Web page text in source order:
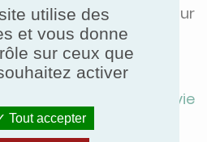
d'informations ou pour
03-20 - Varsovie
- 2024-03-21 - Varsovie
et PG-FANS
utilise des
et vous donne
sur ceux que
activer
Tout accepter